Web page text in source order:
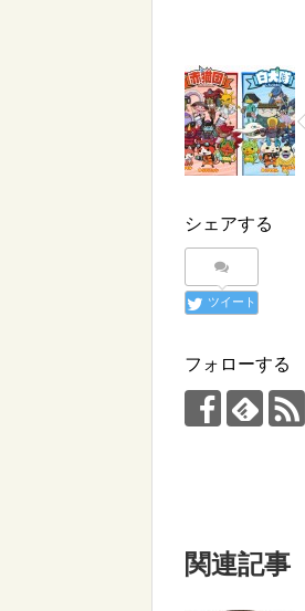
シェアする
ツイート
フォローする
関連記事